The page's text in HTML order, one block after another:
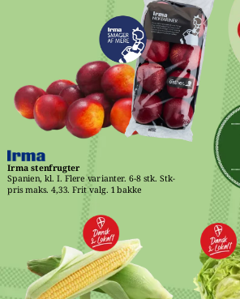
Irma stenfrugter
Spanien, kl. I. Flere varianter. 6-8 stk. Stk-
pris maks. 4,33. Frit valg. 1 bakke